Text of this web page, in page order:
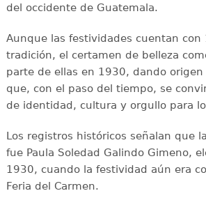
del occidente de Guatemala.
Aunque las festividades cuentan con
tradición, el certamen de belleza
parte de ellas en 1930, dando
que, con el paso del tiempo, se
de identidad, cultura y orgullo para
Los registros históricos señalan que
fue Paula Soledad Galindo Gimeno,
1930, cuando la festividad aún era
Feria del Carmen.